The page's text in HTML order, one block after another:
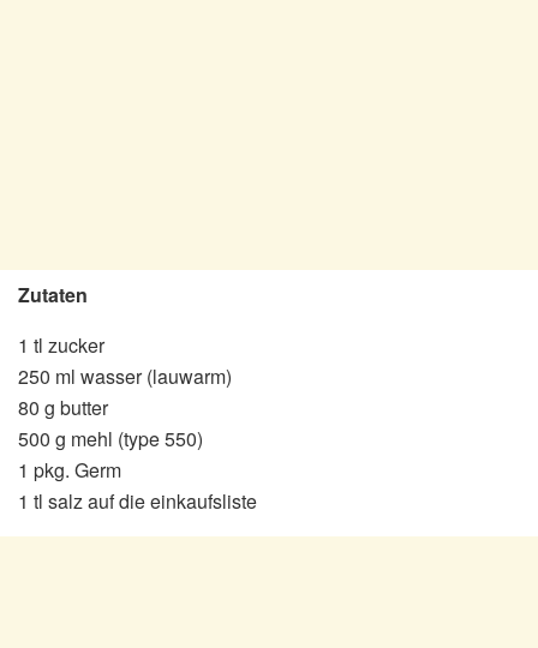
Zutaten
1 tl zucker
250 ml wasser (lauwarm)
80 g butter
500 g mehl (type 550)
1 pkg. Germ
1 tl salz auf die einkaufsliste